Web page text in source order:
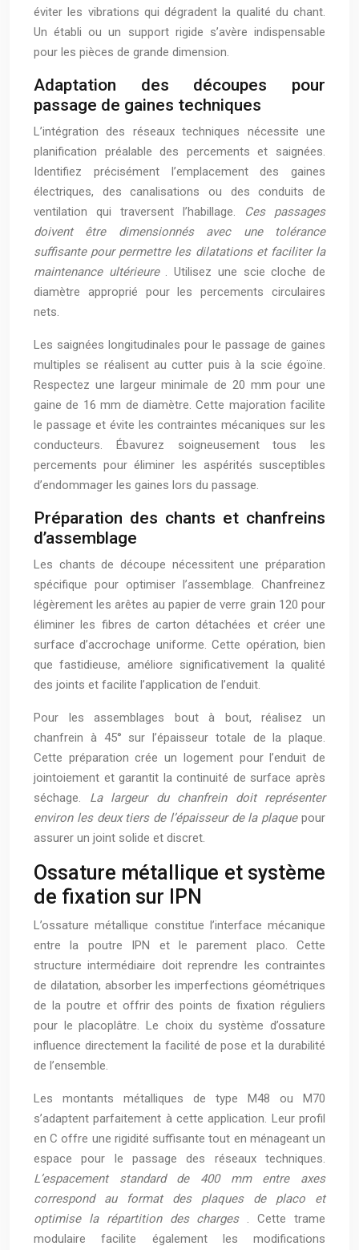
éviter les vibrations qui dégradent la qualité du chant.
Un établi ou un support rigide s’avère indispensable
pour les pièces de grande dimension.
Adaptation des découpes pour
passage de gaines techniques
L’intégration des réseaux techniques nécessite une
planification préalable des percements et saignées.
Identifiez précisément l’emplacement des gaines
électriques, des canalisations ou des conduits de
ventilation qui traversent l’habillage.
Ces passages
doivent être dimensionnés avec une tolérance
suffisante pour permettre les dilatations et faciliter la
maintenance ultérieure
. Utilisez une scie cloche de
diamètre approprié pour les percements circulaires
nets.
Les saignées longitudinales pour le passage de gaines
multiples se réalisent au cutter puis à la scie égoïne.
Respectez une largeur minimale de 20 mm pour une
gaine de 16 mm de diamètre. Cette majoration facilite
le passage et évite les contraintes mécaniques sur les
conducteurs. Ébavurez soigneusement tous les
percements pour éliminer les aspérités susceptibles
d’endommager les gaines lors du passage.
Préparation des chants et chanfreins
d’assemblage
Les chants de découpe nécessitent une préparation
spécifique pour optimiser l’assemblage. Chanfreinez
légèrement les arêtes au papier de verre grain 120 pour
éliminer les fibres de carton détachées et créer une
surface d’accrochage uniforme. Cette opération, bien
que fastidieuse, améliore significativement la qualité
des joints et facilite l’application de l’enduit.
Pour les assemblages bout à bout, réalisez un
chanfrein à 45° sur l’épaisseur totale de la plaque.
Cette préparation crée un logement pour l’enduit de
jointoiement et garantit la continuité de surface après
séchage. La largeur du chanfrein doit représenter
environ les deux tiers de l’épaisseur de la plaque pour
assurer un joint solide et discret.
Ossature métallique et système
de fixation sur IPN
L’ossature métallique constitue l’interface mécanique
entre la poutre IPN et le parement placo. Cette
structure intermédiaire doit reprendre les contraintes
de dilatation, absorber les imperfections géométriques
de la poutre et offrir des points de fixation réguliers
pour le placoplâtre. Le choix du système d’ossature
influence directement la facilité de pose et la durabilité
de l’ensemble.
Les montants métalliques de type M48 ou M70
s’adaptent parfaitement à cette application. Leur profil
en C offre une rigidité suffisante tout en ménageant un
espace pour le passage des réseaux techniques.
L’espacement standard de 400 mm entre axes
correspond au format des plaques de placo et
optimise la répartition des charges
. Cette trame
modulaire facilite également les modifications